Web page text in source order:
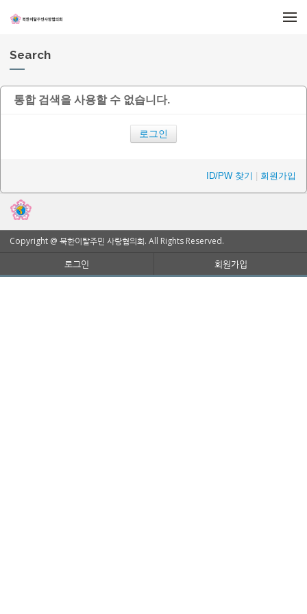
Search
통합 검색을 사용할 수 없습니다.
로그인
ID/PW 찾기 회원가입
Copyright @ 북한이탈주민 사랑협의회. All Rights Reserved.
로그인 회원가입